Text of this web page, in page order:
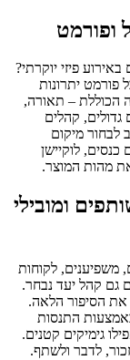
ופורמט
פיזי יוקרתי?
פורמט יתרונות
הכוללת – תאורה,
גדולים, קהלים
לבחור מיקום
לוקיישן
מהות המוצר.
ומובילי
משפיענים, לקוחות
גם קהל יעד נבחר.
את הסיפור הלאה.
התנסות
גימיקים קטנים.
לדבר ולשתף.